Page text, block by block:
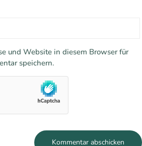
und Website in diesem Browser für
speichern.